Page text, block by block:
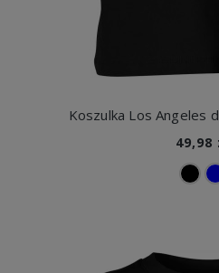
Koszulka Los Angeles
49,98